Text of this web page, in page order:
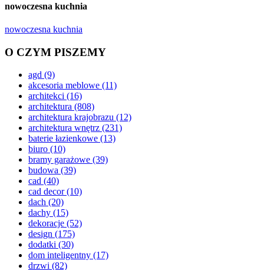
nowoczesna kuchnia
nowoczesna kuchnia
O CZYM PISZEMY
agd (9)
akcesoria meblowe (11)
architekci (16)
architektura (808)
architektura krajobrazu (12)
architektura wnętrz (231)
baterie łazienkowe (13)
biuro (10)
bramy garażowe (39)
budowa (39)
cad (40)
cad decor(10)
dach (20)
dachy (15)
dekoracje (52)
design (175)
dodatki (30)
dom inteligentny (17)
drzwi (82)